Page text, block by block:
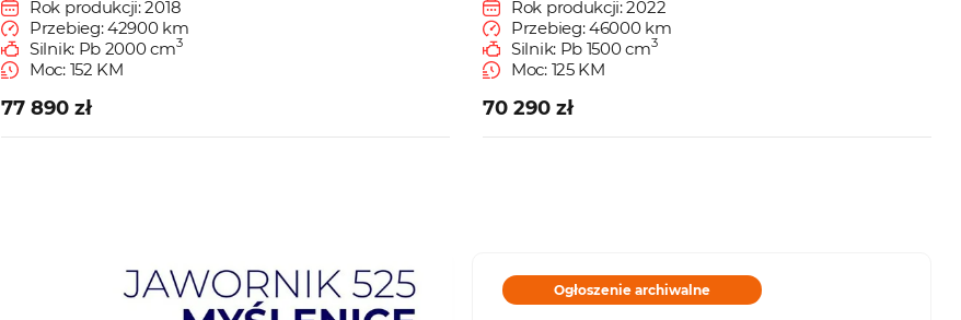
Rok produkcji: 2018
Przebieg: 42900 km
Silnik: Pb 2000 cm3
Moc: 152 KM
77 890 zł
Rok produkcji: 2022
Przebieg: 46000 km
Silnik: Pb 1500 cm3
Moc: 125 KM
70 290 zł
Ogłoszenie archiwalne